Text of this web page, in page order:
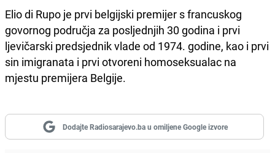
Elio di Rupo je prvi belgijski premijer s francuskog
govornog područja za posljednjih 30 godina i prvi
ljevičarski predsjednik vlade od 1974. godine, kao i prvi
sin imigranata i prvi otvoreni homoseksualac na
mjestu premijera Belgije.
Dodajte Radiosarajevo.ba u omiljene Google izvore